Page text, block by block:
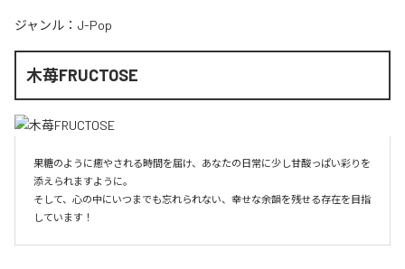
ジャンル： J-Pop
木苺FRUCTOSE
果糖のように癒やされる時間を届け、あなたの日常に少し甘酸っぱい彩りを
添えられますように。
そして、心の中にいつまでも忘れられない、幸せな余韻を残せる存在を目指
しています！